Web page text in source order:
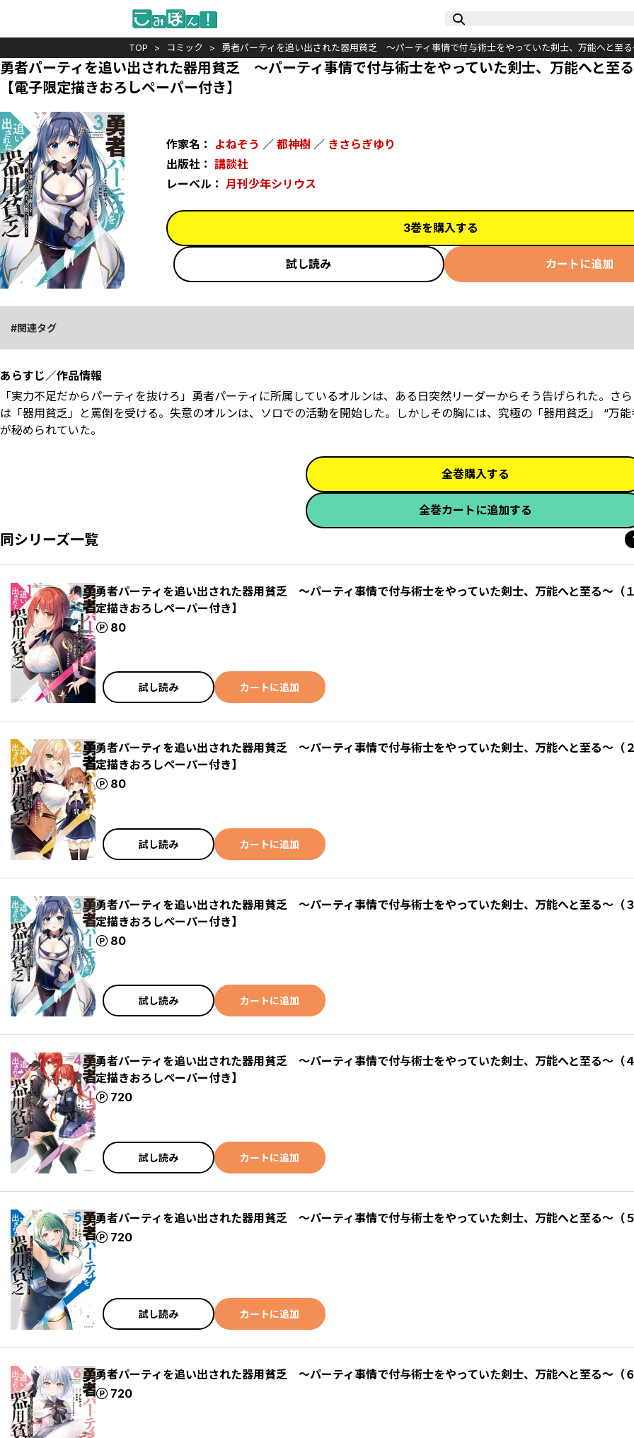
TOP コミック 勇者パーティを追い出された器用貧乏 ～パーティ事情で付与術士をやっていた剣士、万能へと至
勇者パーティを追い出された器用貧乏 ～パーティ事情で付与術士をやっていた剣士、万能へと至
【電子限定描きおろしペーパー付き】
作家名： よねぞう ／ 都神樹 ／ きさらぎゆり
出版社： 講談社
レーベル： 月刊少年シリウス
3巻を購入する
試し読み カートに追加
関連タグ
あらすじ／作品情報
「実力不足だからパーティを抜けろ」勇者パーティに所属しているオルンは、ある日突然リーダーからそう告げられた。さ
は「器用貧乏」と罵倒を受ける。失意のオルンは、ソロでの活動を開始した。しかしその胸には、究極の「器用貧乏」―― “万
が秘められていた。
全巻購入する
全巻カートに追加する
同シリーズ一覧
勇者パーティを追い出された器用貧乏 ～パーティ事情で付与術士をやっていた剣士、万能へと至る～
定描きおろしペーパー付き】
80
ポイント
試し読み カートに追加
勇者パーティを追い出された器用貧乏 ～パーティ事情で付与術士をやっていた剣士、万能へと至る～
定描きおろしペーパー付き】
80
ポイント
試し読み カートに追加
勇者パーティを追い出された器用貧乏 ～パーティ事情で付与術士をやっていた剣士、万能へと至る～
定描きおろしペーパー付き】
80
ポイント
試し読み カートに追加
勇者パーティを追い出された器用貧乏 ～パーティ事情で付与術士をやっていた剣士、万能へと至る～
定描きおろしペーパー付き】
720
ポイント
試し読み カートに追加
勇者パーティを追い出された器用貧乏 ～パーティ事情で付与術士をやっていた剣士、万能へと至る～（５
720
ポイント
試し読み カートに追加
勇者パーティを追い出された器用貧乏 ～パーティ事情で付与術士をやっていた剣士、万能へと至る～（６
720
ポイント